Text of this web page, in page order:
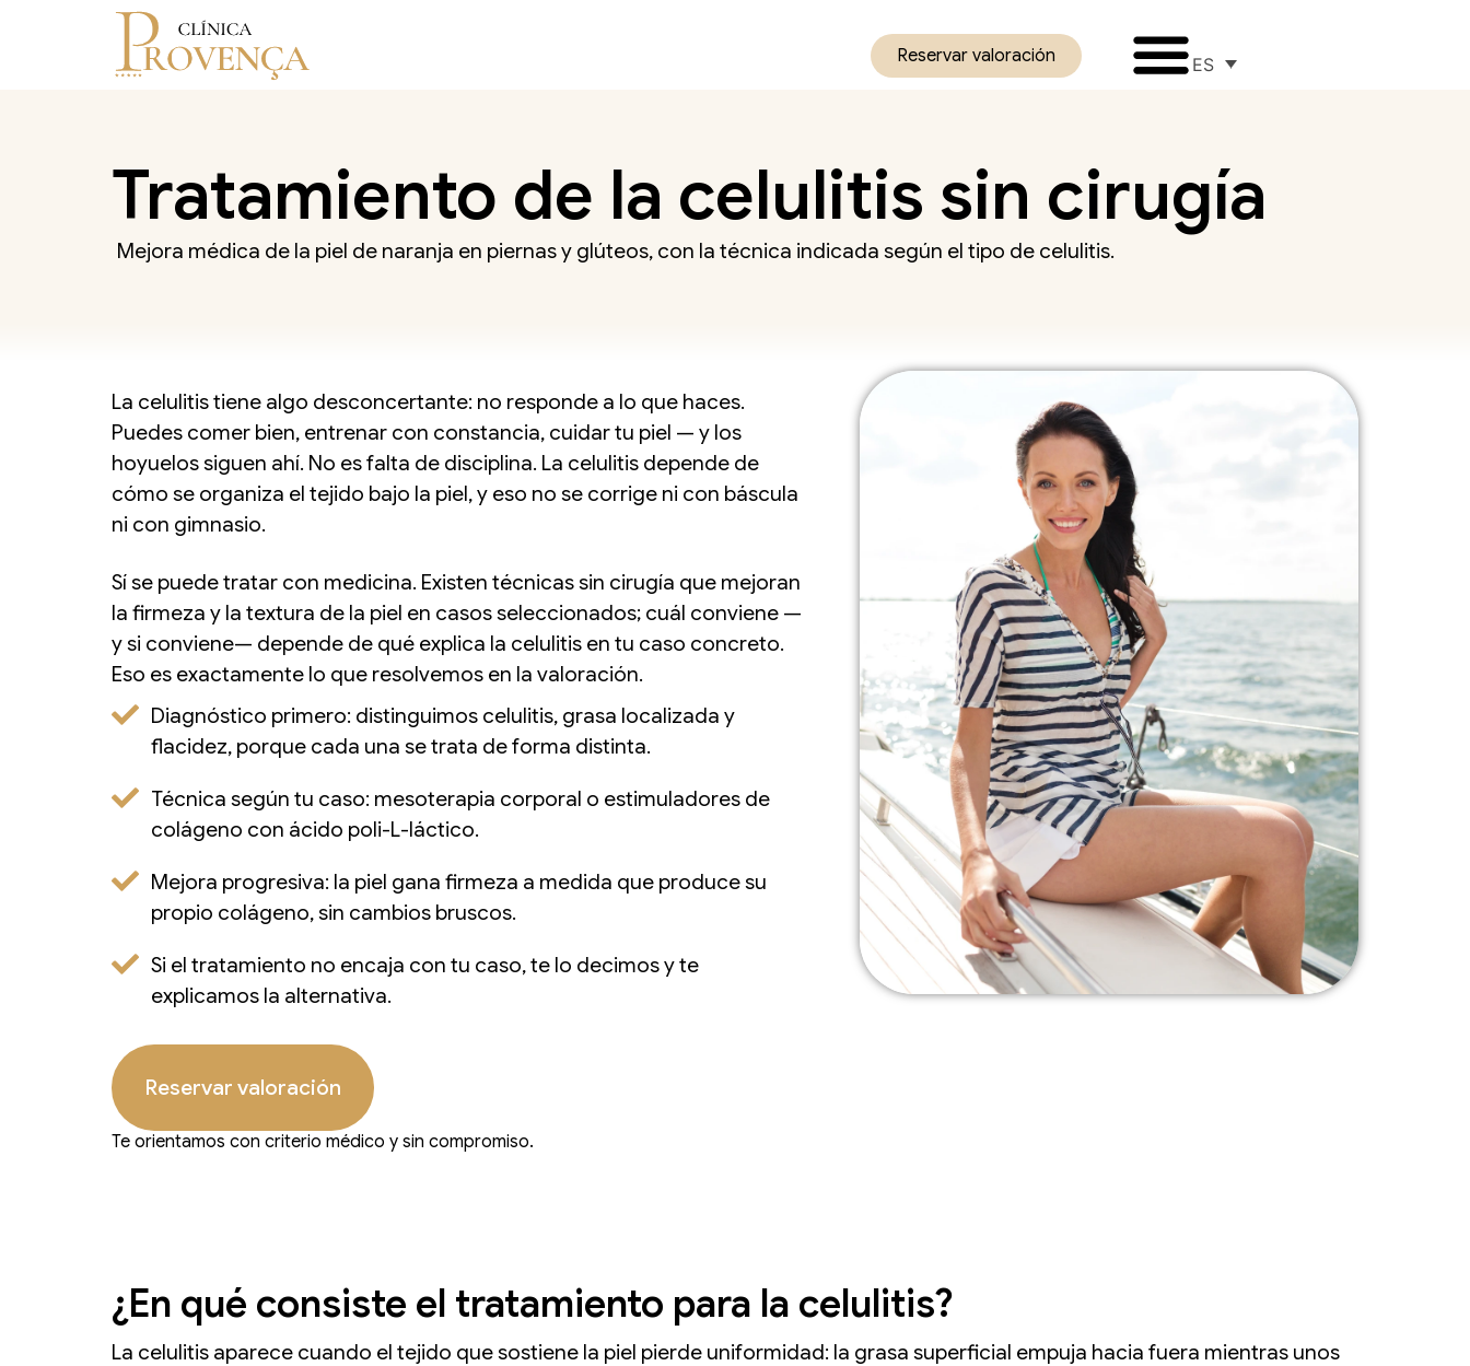
Reservar valoración ES
Tratamiento de la celulitis sin cirugía
Mejora médica de la piel de naranja en piernas y glúteos, con la técnica indicada según el tipo de celulitis.
La celulitis tiene algo desconcertante: no responde a lo que haces.
Puedes comer bien, entrenar con constancia, cuidar tu piel — y los
hoyuelos siguen ahí. No es falta de disciplina. La celulitis depende de
cómo se organiza el tejido bajo la piel, y eso no se corrige ni con báscula
ni con gimnasio.
Sí se puede tratar con medicina. Existen técnicas sin cirugía que mejoran
la firmeza y la textura de la piel en casos seleccionados; cuál conviene —
y si conviene— depende de qué explica la celulitis en tu caso concreto.
Eso es exactamente lo que resolvemos en la valoración.
Diagnóstico primero: distinguimos celulitis, grasa localizada y
flacidez, porque cada una se trata de forma distinta.
Técnica según tu caso: mesoterapia corporal o estimuladores de
colágeno con ácido poli-L-láctico.
Mejora progresiva: la piel gana firmeza a medida que produce su
propio colágeno, sin cambios bruscos.
Si el tratamiento no encaja con tu caso, te lo decimos y te
explicamos la alternativa.
Reservar valoración
Te orientamos con criterio médico y sin compromiso.
¿En qué consiste el tratamiento para la celulitis?
La celulitis aparece cuando el tejido que sostiene la piel pierde uniformidad: la grasa superficial empuja hacia fuera mientras unos